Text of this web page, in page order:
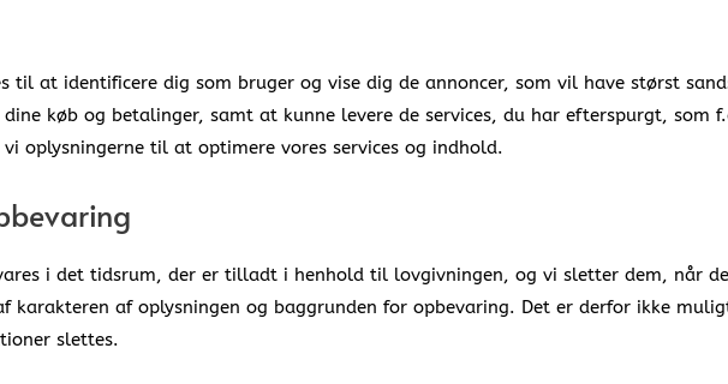
til at identificere dig som bruger og vise dig de annoncer, som vil have størst
køb og betalinger, samt at kunne levere de services, du har efterspurgt, som
vi oplysningerne til at optimere vores services og indhold.
i det tidsrum, der er tilladt i henhold til lovgivningen, og vi sletter dem, når
karakteren af oplysningen og baggrunden for opbevaring. Det er derfor ikke
slettes.